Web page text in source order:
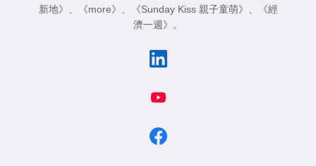
新地》
《more》 《Sunday Kiss 親子童萌》
《經
濟一週》
。